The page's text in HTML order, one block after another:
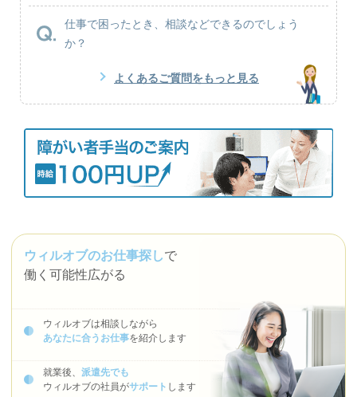
仕事で困ったとき、相談などできるのでしょう
か？
よくあるご質問をもっと見る
ウィルオブのお仕事探しで
働く可能性広がる
ウィルオブは相談しながら
あなたに合うお仕事を紹介します
就業後、 派遣先でも
ウィルオブの社員がサポート します